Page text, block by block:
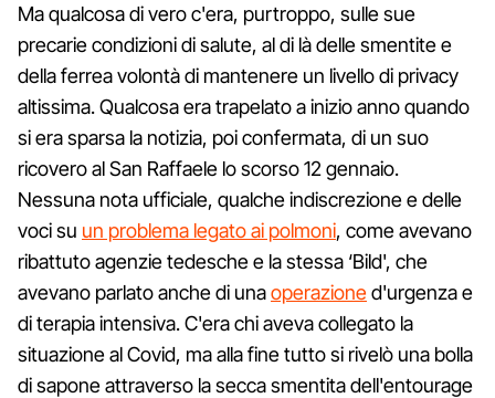
Ma qualcosa di vero c'era, purtroppo, sulle sue
precarie condizioni di salute, al di là delle smentite e
della ferrea volontà di mantenere un livello di privacy
altissima. Qualcosa era trapelato a inizio anno quando
si era sparsa la notizia, poi confermata, di un suo
ricovero al San Raffaele lo scorso 12 gennaio.
Nessuna nota ufficiale, qualche indiscrezione e delle
voci su un problema legato ai polmoni, come avevano
ribattuto agenzie tedesche e la stessa ‘Bild', che
avevano parlato anche di unaoperazioned'urgenza e
di terapia intensiva. C'era chi aveva collegato la
situazione al Covid, ma alla fine tutto si rivelò una bolla
di sapone attraverso la secca smentita dell'entourage